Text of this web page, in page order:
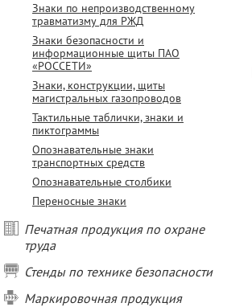
Знаки по непроизводственному
травматизму для РЖД
Знаки безопасности и
информационные щиты ПАО
«РОССЕТИ»
Знаки, конструкции, щиты
магистральных газопроводов
Тактильные таблички, знаки и
пиктограммы
Опознавательные знаки
транспортных средств
Опознавательные столбики
Переносные знаки
Печатная продукция по охране
труда
Стенды по технике безопасности
Маркировочная продукция